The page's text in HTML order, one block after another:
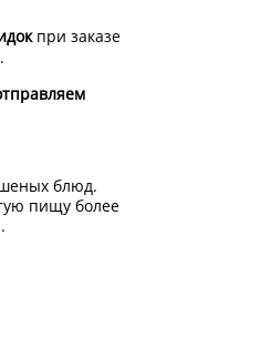
при заказе
блюд.
пищу более